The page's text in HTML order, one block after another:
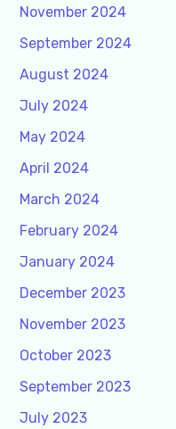
November 2024
September 2024
August 2024
July 2024
May 2024
April 2024
March 2024
February 2024
January 2024
December 2023
November 2023
October 2023
September 2023
July 2023